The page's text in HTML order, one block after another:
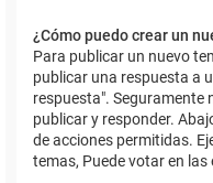
¿Cómo puedo crear un
Para publicar un nuevo
publicar una respuesta a
respuesta". Seguramente
publicar y responder.
de acciones permitidas.
temas, Puede votar en las